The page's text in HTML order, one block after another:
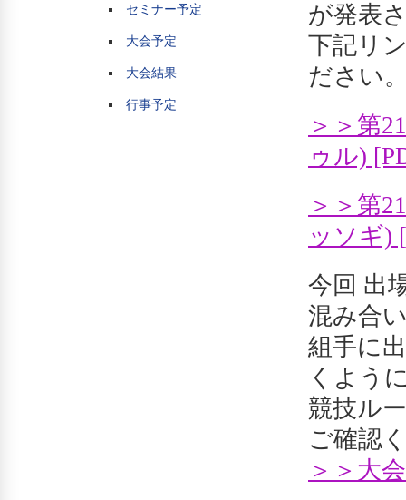
セミナー予定
大会予定
大会結果
行事予定
が発表
下記リ
ださい
＞＞第
ゥル)
＞＞第
ッソギ)
今回 出
混み合
組手に
くよう
競技ル
ご確認
＞＞大